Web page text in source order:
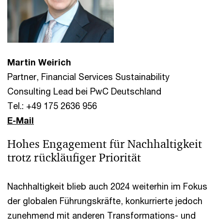
Martin Weirich
Partner, Financial Services Sustainability
Consulting Lead bei PwC Deutschland
Tel.: +49 175 2636 956
E-Mail
Hohes Engagement für Nachhaltigkeit
trotz rückläufiger Priorität
Nachhaltigkeit blieb auch 2024 weiterhin im Fokus
der globalen Führungskräfte, konkurrierte jedoch
zunehmend mit anderen Transformations- und